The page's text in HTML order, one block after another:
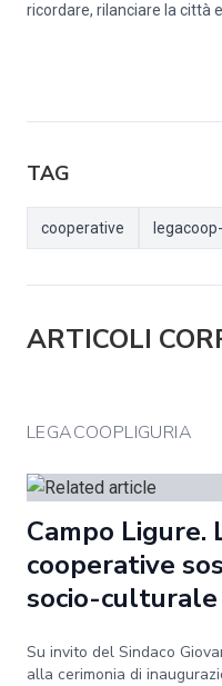
ricordare, rilanciare la città
TAG
cooperative
ARTICOLI
LEGACOOPLIGURIA
Campo Ligure.
cooperative
socio-
Su invito del Sindaco
alla cerimonia di